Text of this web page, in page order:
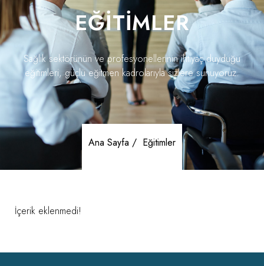
EĞITIMLER
Sağlık sektörünün ve profesyonellerinin ihtiyaç duyduğu
eğitimleri, güçlü eğitmen kadrolarıyla sizlere sunuyoruz.
Ana Sayfa / Eğitimler
İçerik eklenmedi!